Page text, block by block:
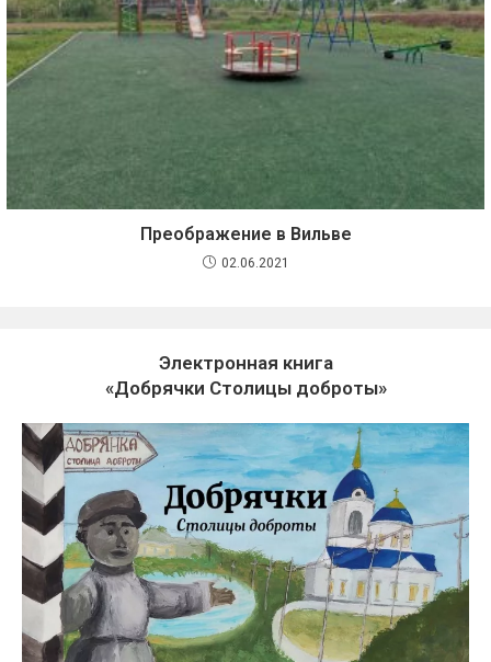
Преображение в Вильве
02.06.2021
Электронная книга
«Добрячки Столицы доброты»